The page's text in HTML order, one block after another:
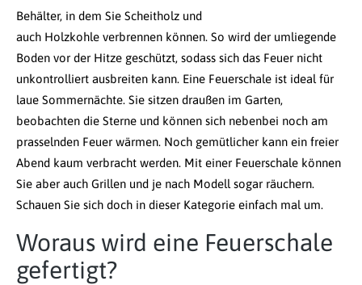
Behälter, in dem Sie Scheitholz und
auch Holzkohle verbrennen können. So wird der umliegende
Boden vor der Hitze geschützt, sodass sich das Feuer nicht
unkontrolliert ausbreiten kann. Eine Feuerschale ist ideal für
laue Sommernächte. Sie sitzen draußen im Garten,
beobachten die Sterne und können sich nebenbei noch am
prasselnden Feuer wärmen. Noch gemütlicher kann ein freier
Abend kaum verbracht werden. Mit einer Feuerschale können
Sie aber auch Grillen und je nach Modell sogar räuchern.
Schauen Sie sich doch in dieser Kategorie einfach mal um.
Woraus wird eine Feuerschale
gefertigt?